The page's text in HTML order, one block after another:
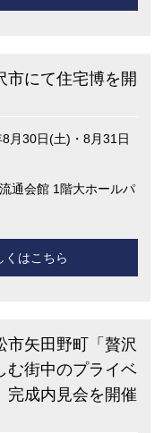
市にて住宅博を開
月30日(土)・8月31日
通会館 1階大ホールパ
くはこちら
市矢田野町「贅沢
む街中のプライベ
完成内見会を開催